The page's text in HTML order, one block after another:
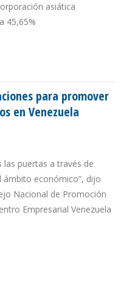
asiática
45,65%
para promover
en Venezuela
puertas a través de
ámbito económico”, dijo
Nacional de Promoción
Empresarial Venezuela